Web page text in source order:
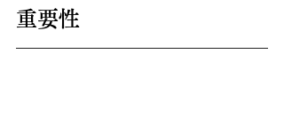
重要性